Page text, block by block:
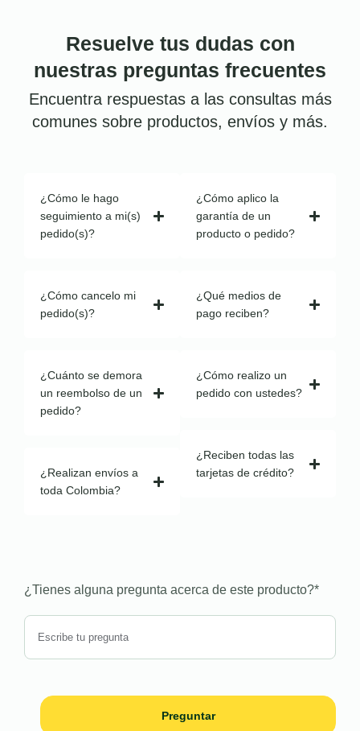
Resuelve tus dudas con
nuestras preguntas frecuentes
Encuentra respuestas a las consultas más
comunes sobre productos, envíos y más.
¿Cómo le hago
seguimiento a mi(s)
pedido(s)?
¿Cómo cancelo mi
pedido(s)?
¿Cuánto se demora
un reembolso de un
pedido?
¿Realizan envíos a
toda Colombia?
¿Cómo aplico la
garantía de un
producto o pedido?
¿Qué medios de
pago reciben?
¿Cómo realizo un
pedido con ustedes?
¿Reciben todas las
tarjetas de crédito?
¿Tienes alguna pregunta acerca de este producto?*
Preguntar